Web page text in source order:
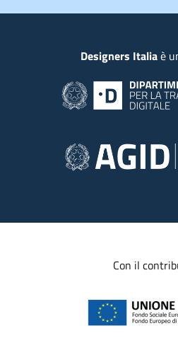
Designers Italiaè
Con il